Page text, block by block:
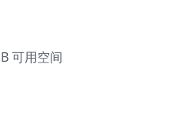
可用空间